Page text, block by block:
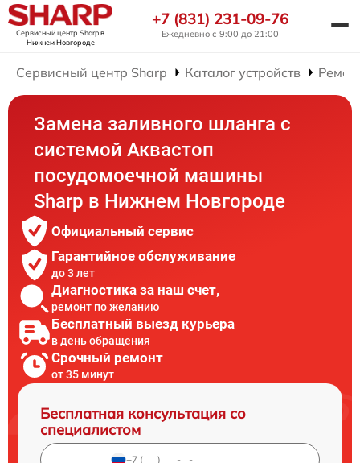
Сервисный центр Sharpв
Нижнем Новгороде
+7 (831) 231-09-76
Ежедневно с 9:00 до 21:00
Сервисный центр Sharp Каталог устройств
Замена заливного шланга с
системой Аквастоп
посудомоечной машины
Sharp в Нижнем Новгороде
Официальный сервис
Гарантийное обслуживание
до 3 лет
Диагностика за наш счет,
ремонт по желанию
Бесплатный выезд курьера
в день обращения
Срочный ремонт
от 35 минут
Бесплатная консультация со
специалистом